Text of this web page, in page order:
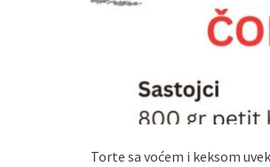
Torte sa voćem i keksom